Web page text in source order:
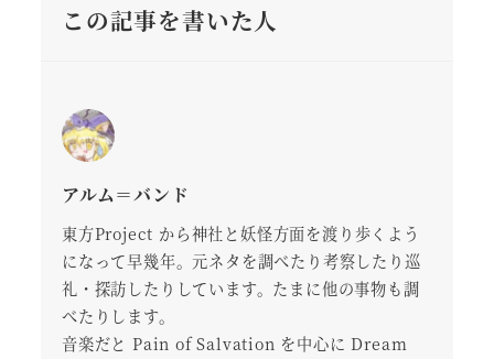
この記事を書いた人
アルム＝バンド
東方Project から神社と妖怪方面を渡り歩くよう
になって早幾年。元ネタを調べたり考察したり巡
礼・探訪したりしています。たまに他の事物も調
べたりします。
音楽だと Pain of Salvation を中心に Dream